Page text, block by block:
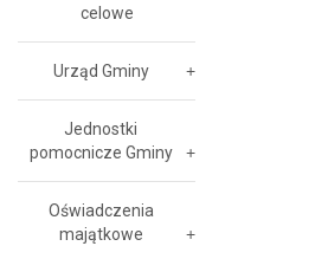
celowe
Urząd Gminy
Jednostki
pomocnicze Gminy
Oświadczenia
majątkowe